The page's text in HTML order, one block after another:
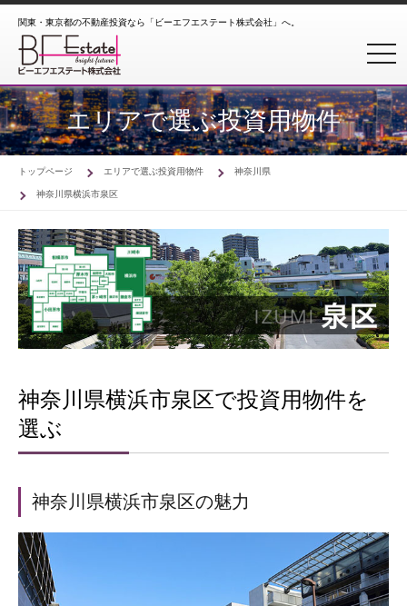
関東・東京都の不動産投資なら「ビーエフエステート株式会社」へ。
エリアで選ぶ投資用物件
トップページ エリアで選ぶ投資用物件
神奈川県
神奈川県横浜市泉区
神奈川県横浜市泉区で投資用物件を
選ぶ
神奈川県横浜市泉区の魅力